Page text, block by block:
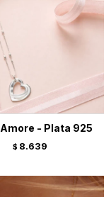
- Plata 925
$ 8.639